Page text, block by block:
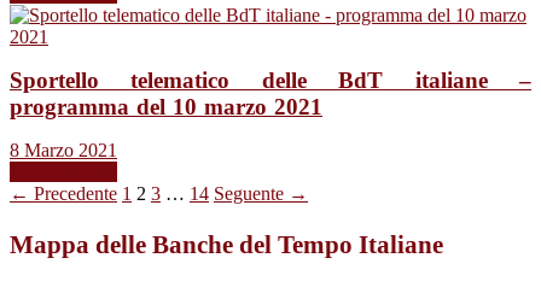
Sportello telematico delle BdT italiane –
programma del 10 marzo 2021
8 Marzo 2021
← Precedente 1 2 3 … 14 Seguente →
Mappa delle Banche del Tempo Italiane